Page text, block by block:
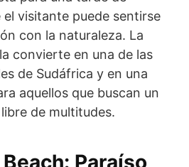
el visitante puede sentirse
con la naturaleza. La
convierte en una de las
de Sudáfrica y en una
aquellos que buscan un
de multitudes.